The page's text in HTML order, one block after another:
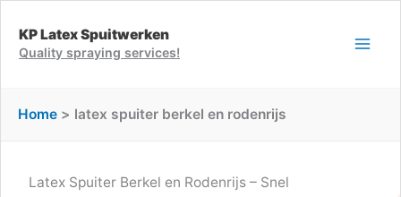
naarKP Latex Spuitwerken
Quality spraying services!
Home latex spuiter berkel en rodenrijs
Latex Spuiter Berkel en Rodenrijs – Snel